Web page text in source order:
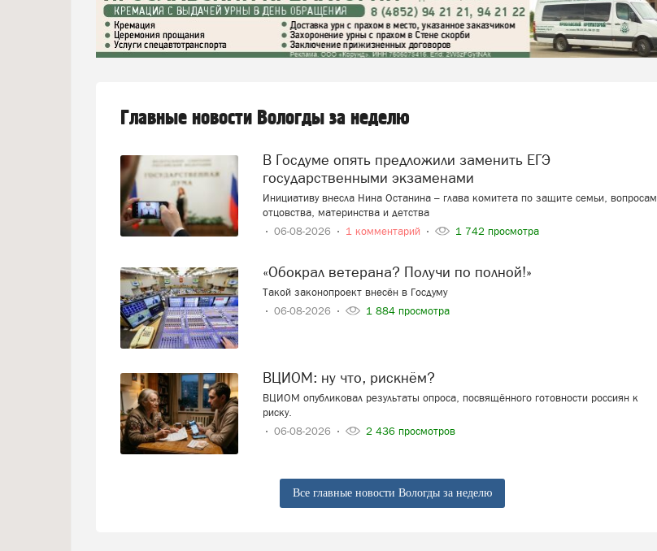
Главные новости Вологды за неделю
В Госдуме опять предложили заменить ЕГЭ
государственными экзаменами
Инициативу внесла Нина Останина – глава комитета по защите семьи, вопросам
отцовства, материнства и детства
06-08-2026
1 комментарий 1 742 просмотра
«Обокрал ветерана? Получи по полной!»
Такой законопроект внесён в Госдуму
06-08-2026
1 884 просмотра
ВЦИОМ: ну что, рискнём?
ВЦИОМ опубликовал результаты опроса, посвящённого готовности россиян к
риску.
06-08-2026
2 436 просмотров
Все главные новости Вологды за неделю